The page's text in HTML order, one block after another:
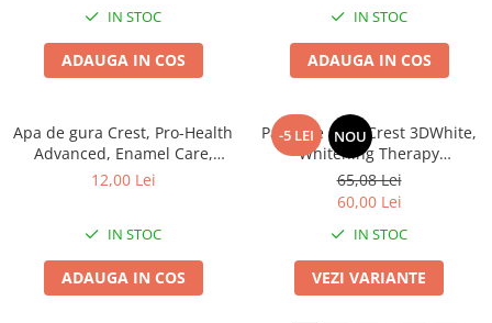
IN STOC
ADAUGA IN COS
IN STOC
ADAUGA IN COS
Apa de gura Crest, Pro-Health
Advanced, Enamel Care,
protejeaza smaltul, 36ml
12,00 Lei
IN STOC
ADAUGA IN COS
-5 LEI NOU
Pasta de dinti Crest 3DWhite,
Whitening Therapy
CHARCOAL, aroma de menta,
pudră de căbune activ, 130 g
65,08 Lei
60,00 Lei
IN STOC
VEZI VARIANTE